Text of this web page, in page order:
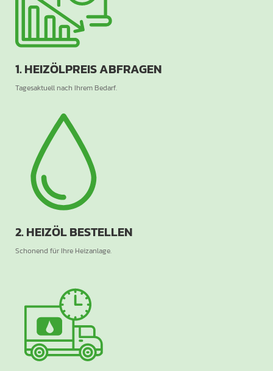
1. HEIZÖLPREIS ABFRAGEN
Tagesaktuell nach Ihrem Bedarf.
2. HEIZÖL BESTELLEN
Schonend für Ihre Heizanlage.